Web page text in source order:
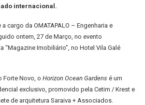
internacional.
cargo da OMATAPALO – Engenharia e
ontem, 27 de Março, no evento
“Magazine Imobiliário”, no Hotel Vila Galé
Forte Novo, o Horizon Ocean Gardens é um
exclusivo, promovido pela Cetim / Krest e
de arquitetura Saraiva + Associados.